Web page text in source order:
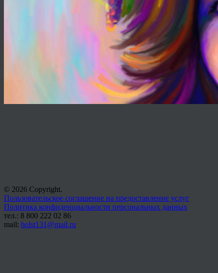
© 2026 Copyright.
Пользовательское соглашение на предоставление услуг
Политика конфиденциальности персональных данных
тел.: 8 800 222 02 86
mail: holst131@mail.ru